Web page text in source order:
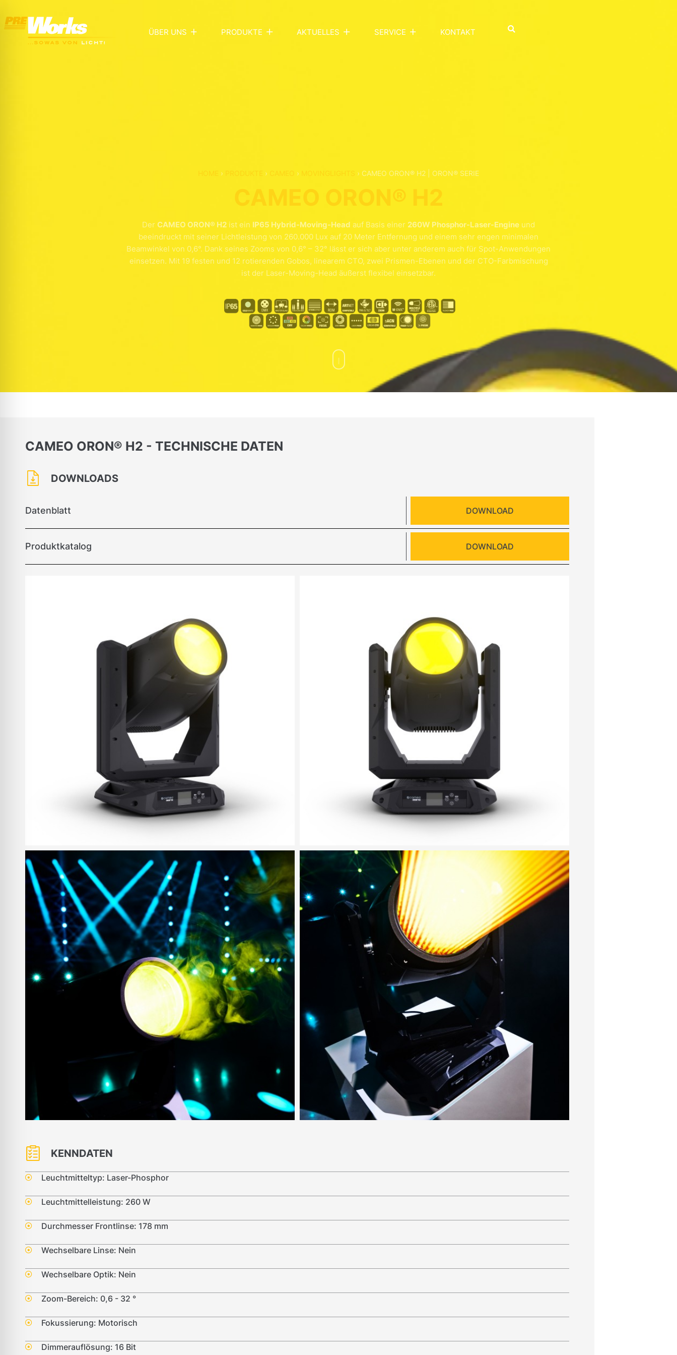
ÜBER UNS PRODUKTE AKTUELLES SERVICE KONTAKT
› › › › CAMEO ORON® H2 | ORON® SERIE
CAMEO ORON® H2
Der CAMEO ORON® H2 ist ein IP65 Hybrid-Moving-Head auf Basis einer 260W Phosphor-Laser-Engine und
beeindruckt mit seiner Lichtleistung von 260.000 Lux auf 20 Meter Entfernung und einem sehr engen minimalen
Beamwinkel von 0,6°. Dank seines Zooms von 0,6° – 32° lässt er sich aber unter anderem auch für Spot-Anwendungen
einsetzen. Mit 19 festen und 12 rotierenden Gobos, linearem CTO, zwei Prismen-Ebenen und der CTO-Farbmischung
ist der Laser-Moving-Head äußerst flexibel einsetzbar.
CAMEO ORON® H2 - TECHNISCHE DATEN
DOWNLOADS
Datenblatt DOWNLOAD
Produktkatalog DOWNLOAD
KENNDATEN
Leuchtmitteltyp: Laser-Phosphor
Leuchtmittelleistung: 260 W
Durchmesser Frontlinse: 178 mm
Wechselbare Linse: Nein
Wechselbare Optik: Nein
Zoom-Bereich: 0,6 - 32 °
Fokussierung: Motorisch
Dimmerauflösung: 16 Bit